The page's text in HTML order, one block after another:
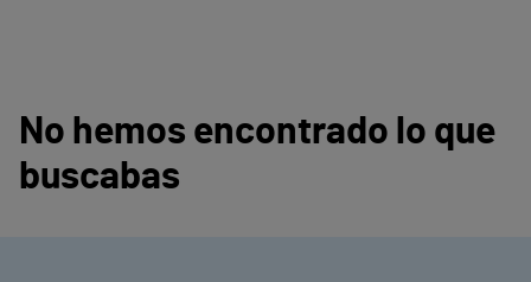
No hemos encontrado lo que
buscabas